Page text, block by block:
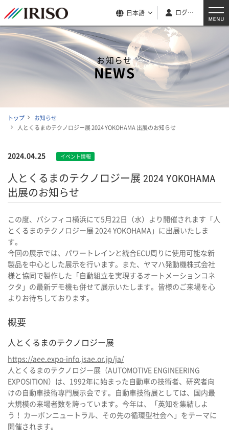
日本語 ログイン
お知らせ
NEWS
トップ
お知らせ
人とくるまのテクノロジー展 2024 YOKOHAMA 出展のお知らせ
2024.04.25 イベント情報
人とくるまのテクノロジー展 2024 YOKOHAMA
出展のお知らせ
この度、パシフィコ横浜にて5月22日（水）より開催されます「人
とくるまのテクノロジー展 2024 YOKOHAMA」に出展いたしま
す。
今回の展示では、パワートレインと統合ECU周りに使用可能な新
製品を中心とした展示を行います。また、ヤマハ発動機株式会社
様と協同で製作した「自動組立を実現するオートメーションコネ
クタ」の最新デモ機も併せて展示いたします。皆様のご来場を心
よりお待ちしております。
概要
人とくるまのテクノロジー展
https://aee.expo-info.jsae.or.jp/ja/
人とくるまのテクノロジー展（AUTOMOTIVE ENGINEERING
EXPOSITION）は、1992年に始まった自動車の技術者、研究者向
けの自動車技術専門展示会です。自動車技術展としては、国内最
大規模の来場者数を誇っています。今年は、「英知を集結しよ
う！ カーボンニュートラル、その先の循環型社会へ」をテーマに
開催されます。